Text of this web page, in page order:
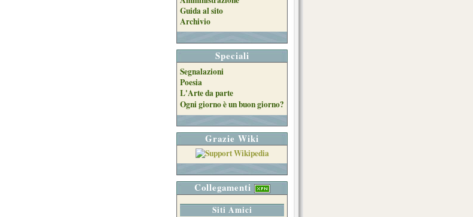
Guida al sito
Archivio
Speciali
Segnalazioni
Poesia
L'Arte da parte
Ogni giorno è un buon giorno?
Grazie Wiki
Collegamenti
Siti Amici